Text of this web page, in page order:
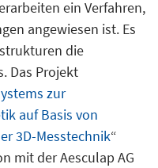
ein Verfahren,
angewiesen ist. Es
die
Das Projekt
zur
auf Basis von
3D-Messtechnik“
mit der Aesculap AG